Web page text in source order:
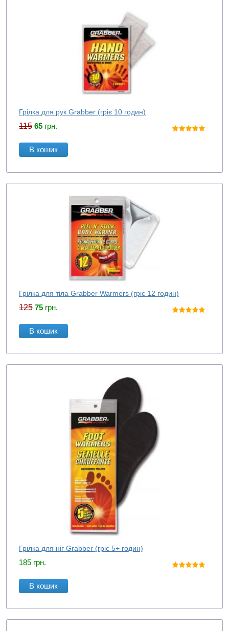
Грілка для рук Grabber (гріє 10 годин)
115 65 грн.
В кошик
Грілка для тіла Grabber Warmers (гріє 12 годин)
125 75 грн.
В кошик
Грілка для ніг Grabber (гріє 5+ годин)
185 грн.
В кошик